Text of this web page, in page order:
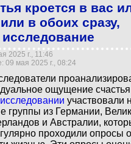
кроется в вас
в обоих сразу,
2025 г., 11:46
09 мая 2025 г., 08:24
ощущение
исследовании участвовали
группы из Германии,
и Австралии,
проходили опросы